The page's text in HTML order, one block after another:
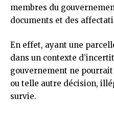
membres du
documents et des
En effet, ayant une
dans un contexte
gouvernement ne
ou telle autre décision,
survie.